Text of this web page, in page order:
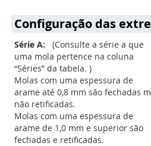
Configuração das
Série A:
(Consulte a série a que
uma mola pertence na coluna
“Séries” da tabela. )
Molas com uma espessura de
arame até 0,8 mm são fechadas
não retificadas.
Molas com uma espessura de
arame de 1,0 mm e superior são
fechadas e retificadas.